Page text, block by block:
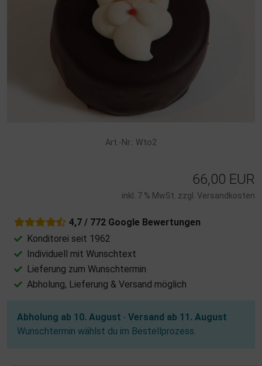
Art.-Nr.: Wto2
66,00 EUR
inkl. 7 % MwSt. zzgl. Versandkosten
4,7 / 772 Google Bewertungen
Konditorei seit 1962
Individuell mit Wunschtext
Lieferung zum Wunschtermin
Abholung, Lieferung & Versand möglich
Abholung ab 10. August · Versand ab 11. August
Wunschtermin wählst du im Bestellprozess.